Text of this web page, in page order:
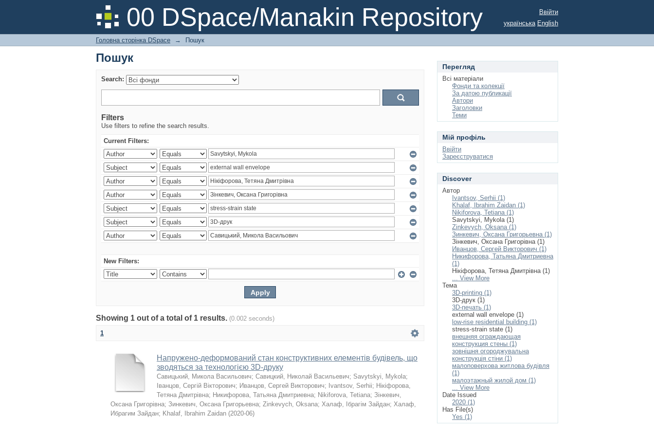
00 DSpace/Manakin Repository
Пошук
Ввійти
українська English
Головна сторінка DSpace → Пошук
Пошук
Search:
Filters
Use filters to refine the search results.
Current Filters:
New Filters:
Showing 1 out of a total of 1 results. (0.002 seconds)
1
Напружено-деформований стан конструктивних елементів будівель, що
зводяться за технологією 3D-друку
Савицький, Микола Васильович; Савицкий, Николай Васильевич; Savytskyi, Mykola;
Іванцов, Сергій Вікторович; Иванцов, Сергей Викторович; Ivantsov, Serhii; Нікіфорова,
Тетяна Дмитрівна; Никифорова, Татьяна Дмитриевна; Nikiforova, Tetiana; Зінкевич,
Оксана Григорівна; Зинкевич, Оксана Григорьевна; Zinkevych, Oksana; Халаф, Ібрагім Зайдан; Халаф,
Ибрагим Зайдан; Khalaf, Ibrahim Zaidan (2020-06)
Перегляд
Всі матеріали
Фонди та колекції
За датою публикації
Автори
Заголовки
Теми
Мій профіль
Ввійти
Зареєструватися
Discover
Автор
Ivantsov, Serhii (1)
Khalaf, Ibrahim Zaidan (1)
Nikiforova, Tetiana (1)
Savytskyi, Mykola (1)
Zinkevych, Oksana (1)
Зинкевич, Оксана Григорьевна (1)
Зінкевич, Оксана Григорівна (1)
Иванцов, Сергей Викторович (1)
Никифорова, Татьяна Дмитриевна
(1)
Нікіфорова, Тетяна Дмитрівна (1)
... View More
Тема
3D-printing (1)
3D-друк (1)
3D-печать (1)
external wall envelope (1)
low-rise residential building (1)
stress-strain state (1)
внешняя ограждающая
конструкция стены (1)
зовнішня огороджувальна
конструкція стіни (1)
малоповерхова житлова будівля
(1)
малоэтажный жилой дом (1)
... View More
Date Issued
2020 (1)
Has File(s)
Yes (1)